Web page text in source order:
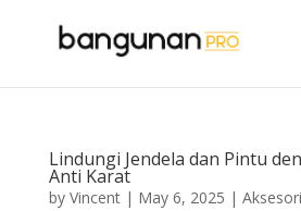
Lindungi Jendela dan Pintu
Anti Karat
by Vincent| May 6, 2025 |